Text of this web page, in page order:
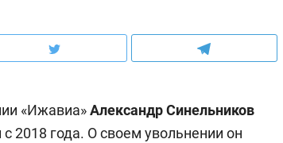
«Ижавиа»Александр Синельников
2018 года. О своем увольнении он